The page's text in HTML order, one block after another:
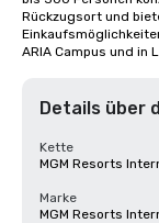
Rückzugsort und
ARIA Campus und in
Details über
Kette
MGM Resorts
Marke
MGM Resorts